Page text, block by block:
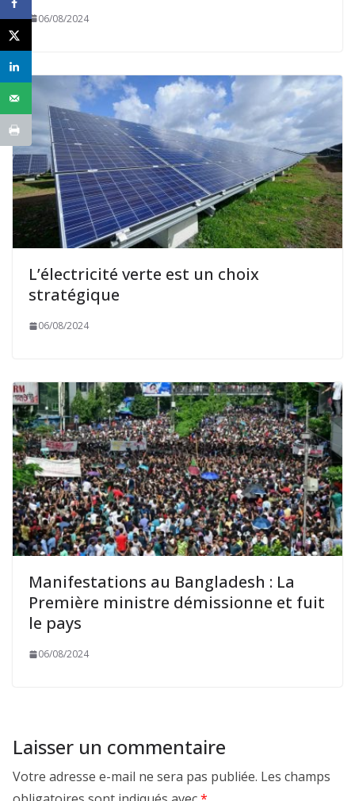
06/08/2024
L’électricité verte est un choix
stratégique
06/08/2024
Manifestations au Bangladesh : La
Première ministre démissionne et fuit
le pays
06/08/2024
Laisser un commentaire
Votre adresse e-mail ne sera pas publiée. Les champs